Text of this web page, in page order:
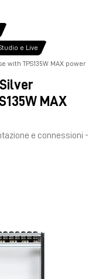
e Live
with TPS135W MAX power
MAX
e connessioni -